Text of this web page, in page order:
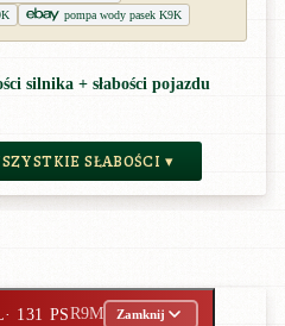
pompa wody pasek K9K
silnika + słabości pojazdu
SŁABOŚCI ▾
· 131 PSR9M Zamknij